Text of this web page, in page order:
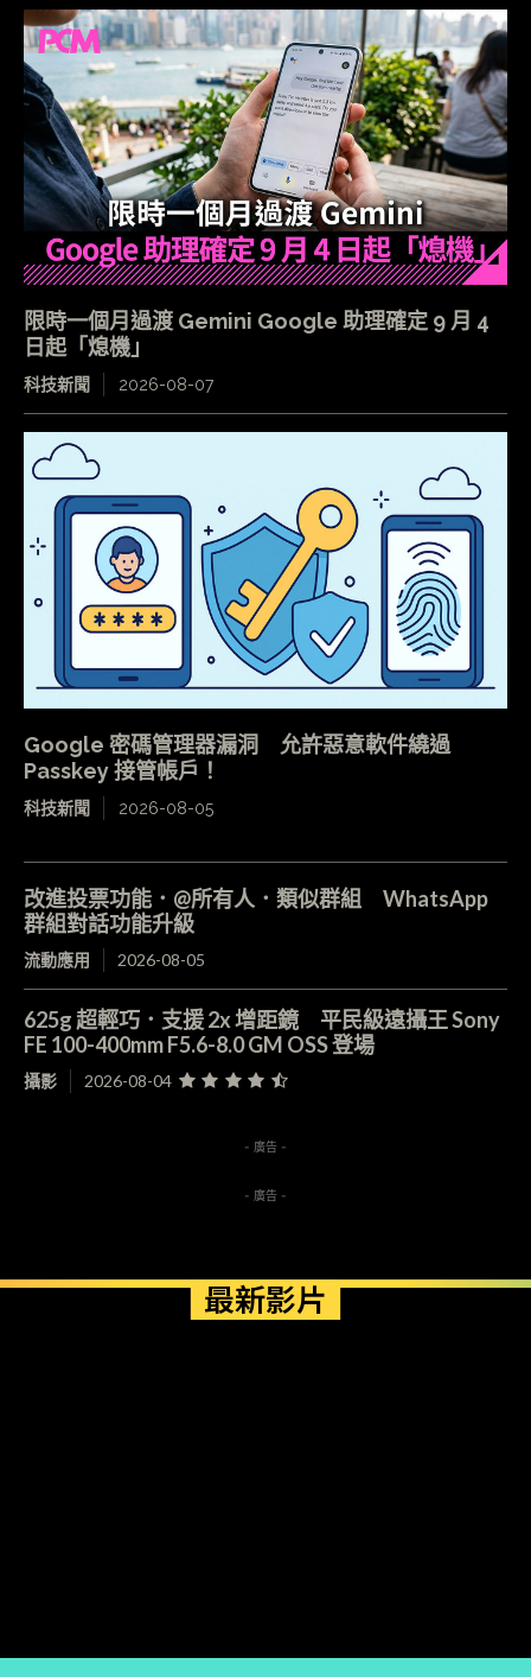
限時一個月過渡 Gemini Google 助理確定 9 月 4
日起「熄機」
科技新聞 2026-08-07
Google 密碼管理器漏洞 允許惡意軟件繞過
Passkey 接管帳戶！
科技新聞 2026-08-05
改進投票功能．@所有人．類似群組 WhatsApp
群組對話功能升級
流動應用 2026-08-05
625g 超輕巧．支援 2x 增距鏡 平民級遠攝王 Sony
FE 100-400mm F5.6-8.0 GM OSS 登場
攝影 2026-08-04
- 廣告 -
- 廣告 -
最新影片